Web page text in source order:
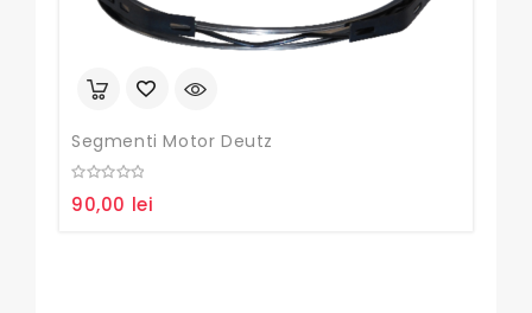
Segmenti Motor Deutz
out
90,00 lei